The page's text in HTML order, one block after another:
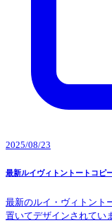
2025/08/23
最新ルイヴィトントートコピ
最新のルイ・ヴィトント
置いてデザインされてい